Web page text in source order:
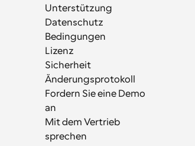
Unterstützung
Datenschutz
Bedingungen
Lizenz
Sicherheit
Änderungsprotokoll
Fordern Sie eine Demo
an
Mit dem Vertrieb
sprechen